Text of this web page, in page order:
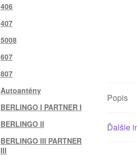
Popis
Ďalšie
406
407
5008
607
807
Autoantény
BERLINGO I PARTNER I
BERLINGO II
BERLINGO III PARTNER
III